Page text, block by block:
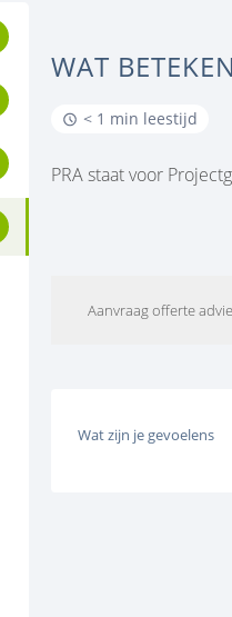
WAT
< 1 min leestijd
PRA staat voor
Aanvraag offerte
Wat zijn je gevoelens